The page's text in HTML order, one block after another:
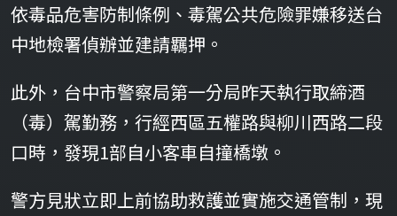
依毒品危害防制條例、毒駕公共危險罪嫌移送台
中地檢署偵辦並建請羈押。
此外，台中市警察局第一分局昨天執行取締酒
（毒）駕勤務，行經西區五權路與柳川西路二段
口時，發現1部自小客車自撞橋墩。
警方見狀立即上前協助救護並實施交通管制，現